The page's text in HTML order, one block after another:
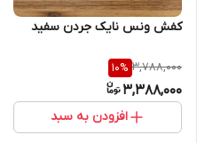
کفش ونس نایک جردن سفید
3,788,000
10%
3,388,000
افزودن به سبد